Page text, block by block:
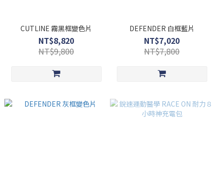
CUTLINE 霧黑框變色片
NT$8,820
NT$9,800
DEFENDER 白框藍片
NT$7,020
NT$7,800